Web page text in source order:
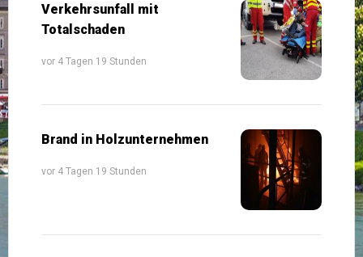
Verkehrsunfall mit
Totalschaden
vor 4 Tagen 19 Stunden
Brand in Holzunternehmen
vor 4 Tagen 19 Stunden